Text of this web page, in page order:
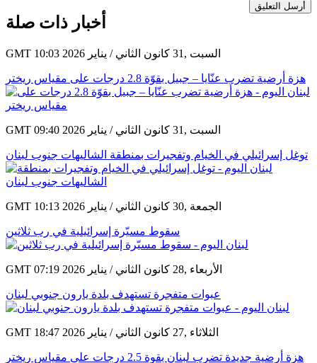
أرسل التعليق
أخبار ذات صلة
GMT 10:03 2026 السبت ,31 كانون الثاني / يناير
هزة أرضية تضرب عنّايا – جبيل بقوّة 2.8 درجات على مقياس ريختر
GMT 09:40 2026 السبت ,31 كانون الثاني / يناير
توغل إسرائيلي في الخيام وتفجيرات بمنطقة الشاليهات جنوب لبنان
GMT 10:13 2026 الجمعة ,30 كانون الثاني / يناير
سقوط مسيّرة إسرائيلية في رب ثلاثين
GMT 07:19 2026 الأربعاء ,28 كانون الثاني / يناير
عبوات متفجرة تستهدف بلدة يارون جنوبي لبنان
GMT 18:47 2026 الثلاثاء ,27 كانون الثاني / يناير
هزة أرضية جديدة تضرب لبنان بقوة 2.5 درجات على مقياس ريختر